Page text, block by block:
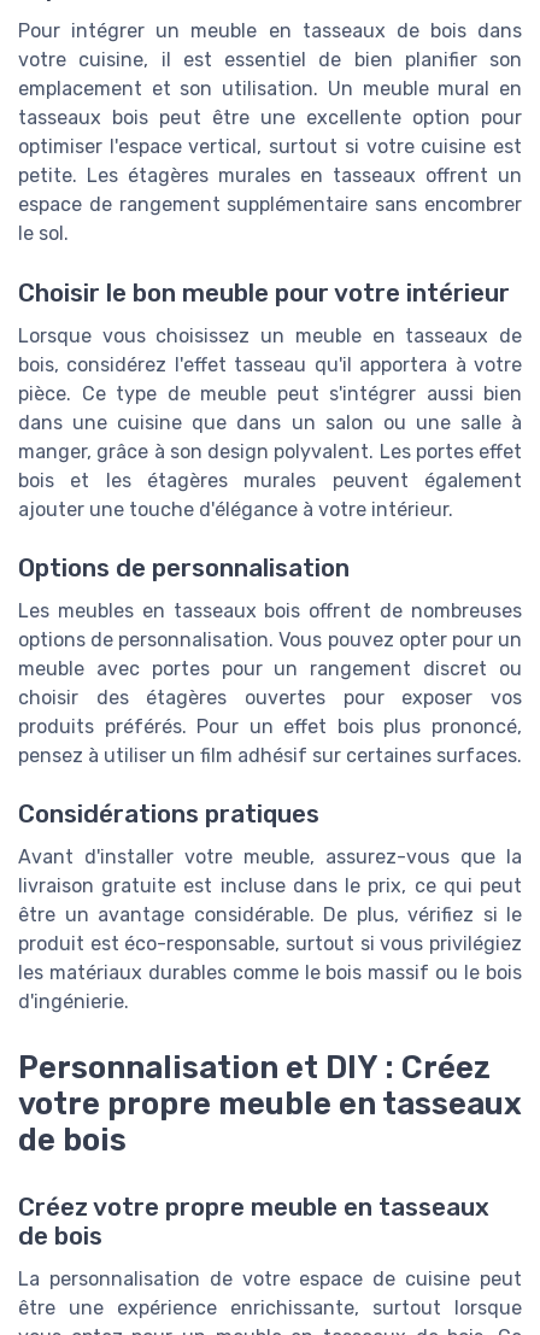
Pour intégrer un meuble en tasseaux de bois dans
votre cuisine, il est essentiel de bien planifier son
emplacement et son utilisation. Un meuble mural en
tasseaux bois peut être une excellente option pour
optimiser l'espace vertical, surtout si votre cuisine est
petite. Les étagères murales en tasseaux offrent un
espace de rangement supplémentaire sans encombrer
le sol.
Choisir le bon meuble pour votre intérieur
Lorsque vous choisissez un meuble en tasseaux de
bois, considérez l'effet tasseau qu'il apportera à votre
pièce. Ce type de meuble peut s'intégrer aussi bien
dans une cuisine que dans un salon ou une salle à
manger, grâce à son design polyvalent. Les portes effet
bois et les étagères murales peuvent également
ajouter une touche d'élégance à votre intérieur.
Options de personnalisation
Les meubles en tasseaux bois offrent de nombreuses
options de personnalisation. Vous pouvez opter pour un
meuble avec portes pour un rangement discret ou
choisir des étagères ouvertes pour exposer vos
produits préférés. Pour un effet bois plus prononcé,
pensez à utiliser un film adhésif sur certaines surfaces.
Considérations pratiques
Avant d'installer votre meuble, assurez-vous que la
livraison gratuite est incluse dans le prix, ce qui peut
être un avantage considérable. De plus, vérifiez si le
produit est éco-responsable, surtout si vous privilégiez
les matériaux durables comme le bois massif ou le bois
d'ingénierie.
Personnalisation et DIY : Créez
votre propre meuble en tasseaux
de bois
Créez votre propre meuble en tasseaux
de bois
La personnalisation de votre espace de cuisine peut
être une expérience enrichissante, surtout lorsque